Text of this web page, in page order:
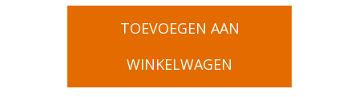
TOEVOEGEN AAN
WINKELWAGEN